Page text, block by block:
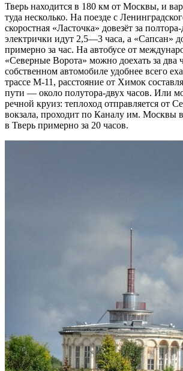
Тверь находится в 180 км от Москвы, и
туда несколько. На поезде с
скоростная «Ласточка» довезёт за полтора-
электрички идут 2,5—3 часа, а «Сапсан»
примерно за час. На автобусе от
«Северные Ворота» можно доехать за два
собственном автомобиле удобнее всего
трассе М-11, расстояние от Химок
пути — около полутора-двух часов. Или
речной круиз: теплоход отправляется от
вокзала, проходит по Каналу им. Москвы
в Тверь примерно за 20 часов.